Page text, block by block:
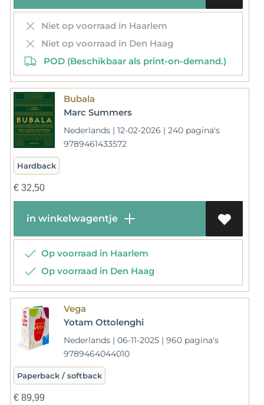
Niet op voorraad in Haarlem
Niet op voorraad in Den Haag
POD (Beschikbaar als print-on-demand.)
Bubala
Marc Summers
Nederlands | 12-02-2026 | 240 pagina's
9789461433572
Hardback
€32,50
in winkelwagentje
Op voorraad in Haarlem
Op voorraad in Den Haag
Vega
Yotam Ottolenghi
Nederlands | 06-11-2025 | 960 pagina's
9789464044010
Paperback / softback
€89,99